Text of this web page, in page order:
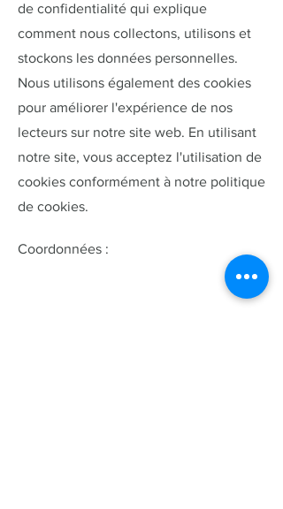
de confidentialité qui explique
comment nous collectons, utilisons et
stockons les données personnelles.
Nous utilisons également des cookies
pour améliorer l'expérience de nos
lecteurs sur notre site web. En utilisant
notre site, vous acceptez l'utilisation de
cookies conformément à notre politique
de cookies.
Coordonnées :